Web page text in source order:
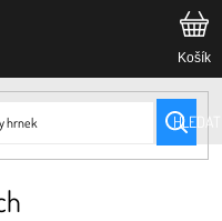
HLEDAT